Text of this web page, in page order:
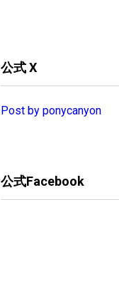
公式 X
Post by ponycanyon
公式Facebook